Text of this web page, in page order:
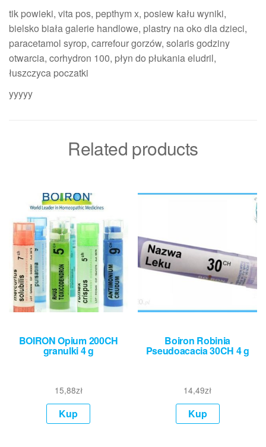
tik powieki, vita pos, pepthym x, posiew kału wyniki,
bielsko biała galerie handlowe, plastry na oko dla dzieci,
paracetamol syrop, carrefour gorzów, solaris godziny
otwarcia, corhydron 100, płyn do płukania eludril,
łuszczyca poczatki
yyyyy
Related products
BOIRON Opium 200CH
granulki 4 g
15,88zł
Kup
Boiron Robinia
Pseudoacacia 30CH 4 g
14,49zł
Kup